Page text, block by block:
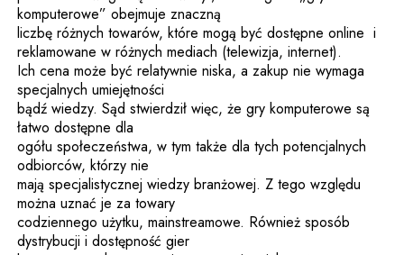
komputerowe” obejmuje znaczną
liczbę różnych towarów, które mogą być dostępne online i
reklamowane w różnych mediach (telewizja, internet).
Ich cena może być relatywnie niska, a zakup nie wymaga
specjalnych umiejętności
bądź wiedzy. Sąd stwierdził więc, że gry komputerowe są
łatwo dostępne dla
ogółu społeczeństwa, w tym także dla tych potencjalnych
odbiorców, którzy nie
mają specjalistycznej wiedzy branżowej. Z tego względu
można uznać je za towary
codziennego użytku, mainstreamowe. Również sposób
dystrybucji i dostępność gier